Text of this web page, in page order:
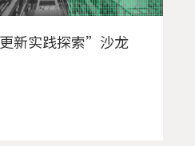
新实践探索”沙龙